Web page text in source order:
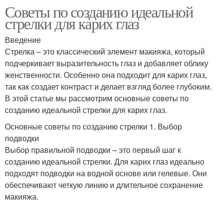
Советы по созданию идеальной
стрелки для карих глаз
Введение
Стрелка – это классический элемент макияжа, который
подчеркивает выразительность глаз и добавляет облику
женственности. Особенно она подходит для карих глаз,
так как создает контраст и делает взгляд более глубоким.
В этой статье мы рассмотрим основные советы по
созданию идеальной стрелки для карих глаз.
Основные советы по созданию стрелки 1. Выбор
подводки
Выбор правильной подводки – это первый шаг к
созданию идеальной стрелки. Для карих глаз идеально
подходят подводки на водной основе или гелевые. Они
обеспечивают четкую линию и длительное сохранение
макияжа.